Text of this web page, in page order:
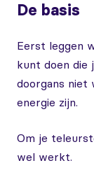
De basis
Eerst leggen
kunt doen die
doorgans niet
energie zijn.
Om je
wel werkt.